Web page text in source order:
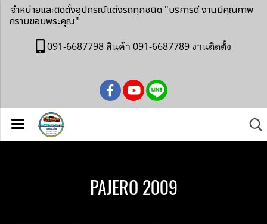
จำหน่ายและติดตั้งอุปกรณ์แต่งรถทุกชนิด "บริการดี งานมีคุณภาพ
กราบขอบพระคุณ"
091-6687798 สินค้า 091-6687789 งานติดตั้ง
PAJERO 2009